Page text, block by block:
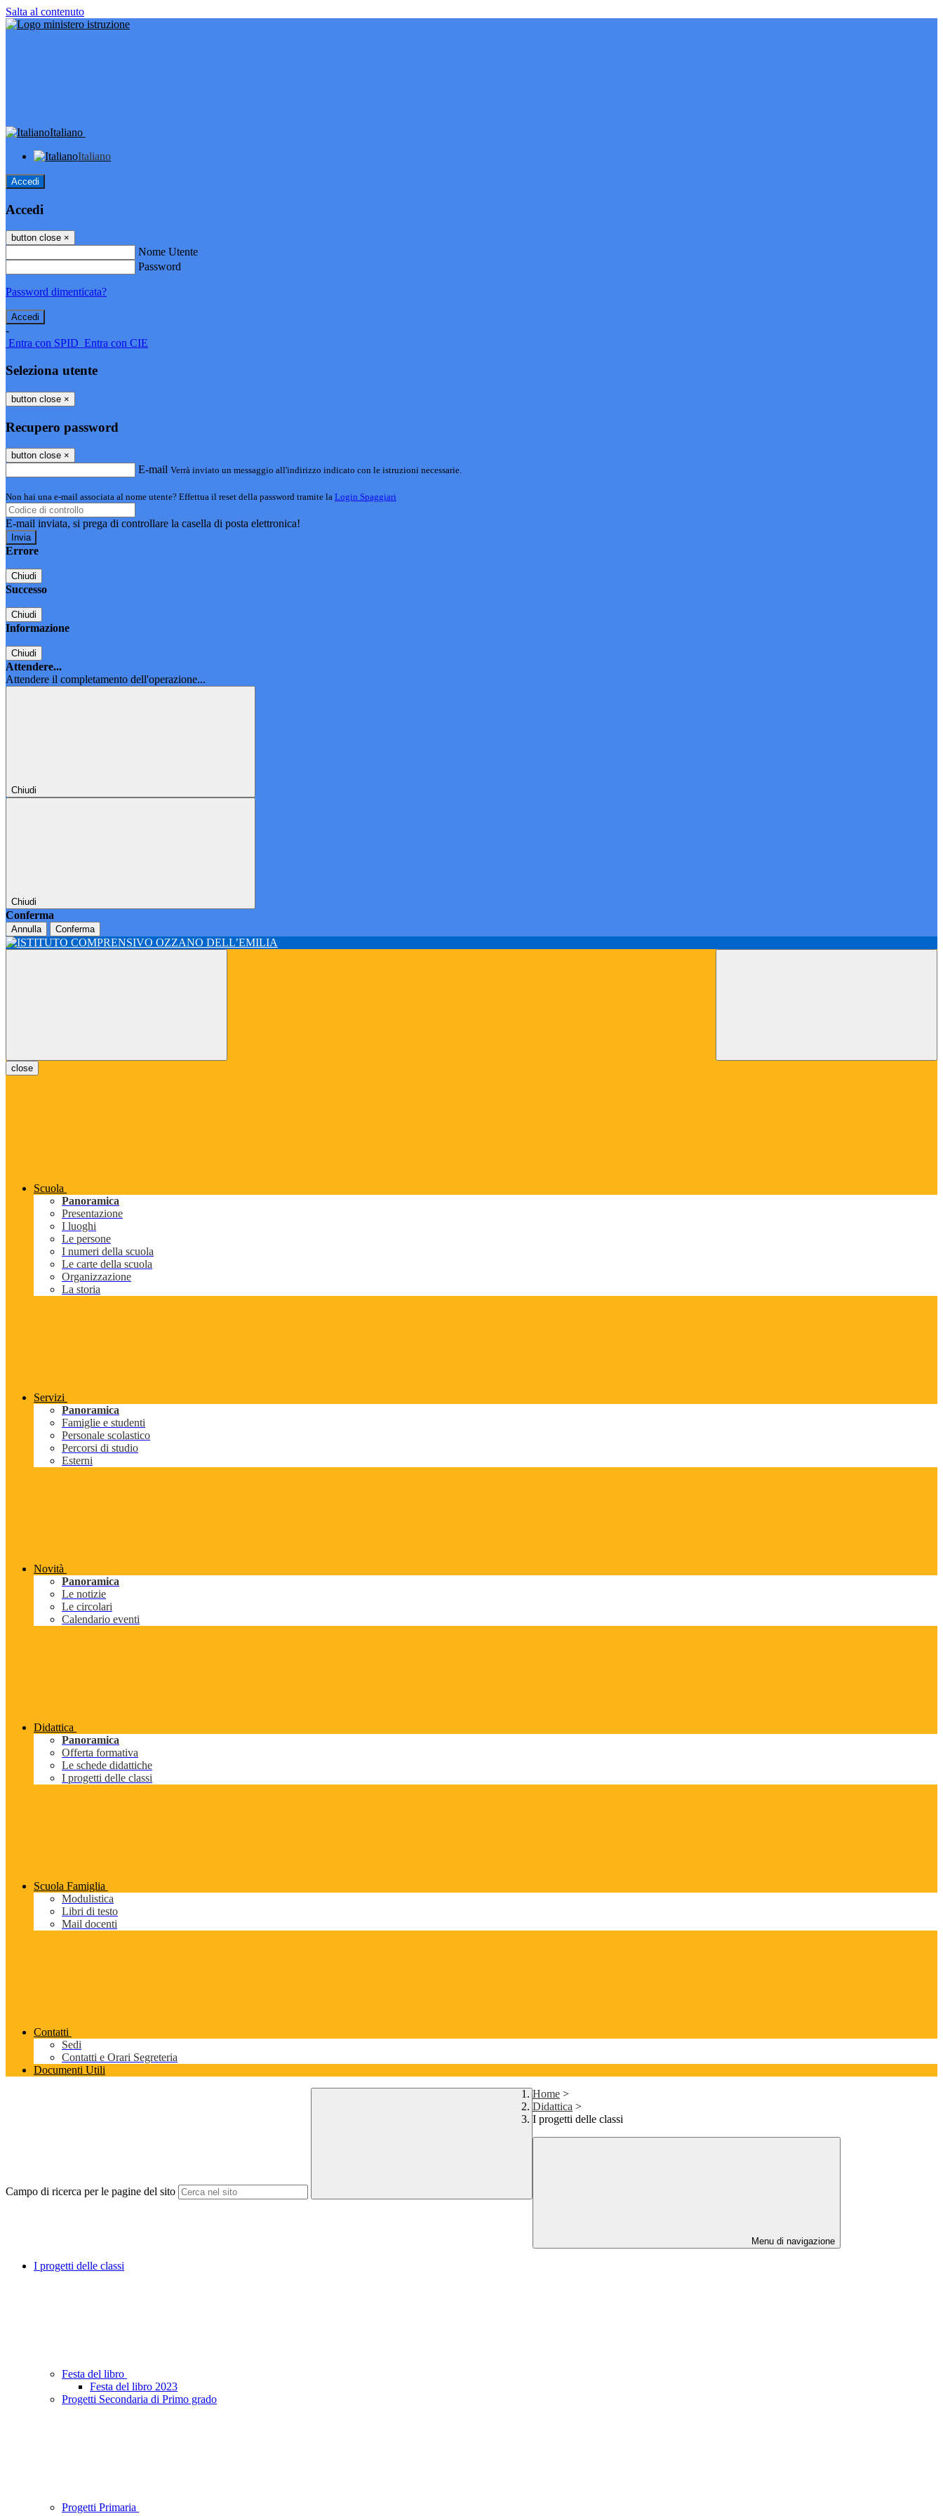
Salta al contenuto
Italiano
Italiano
Accedi
Accedi
button close ×
Nome Utente
Password
Password dimenticata?
-
Entra con SPID Entra con CIE
Seleziona utente
button close ×
Recupero password
button close ×
E-mail Verrà inviato un messaggio all'indirizzo indicato con le istruzioni necessarie.
Non hai una e-mail associata al nome utente? Effettua il reset della password tramite la Login Spaggiari
E-mail inviata, si prega di controllare la casella di posta elettronica!
Errore
Chiudi
Successo
Chiudi
Informazione
Chiudi
Attendere...
Attendere il completamento dell'operazione...
Chiudi
Chiudi
Conferma
Annulla Conferma
close
Scuola
Panoramica
Presentazione
I luoghi
Le persone
I numeri della scuola
Le carte della scuola
Organizzazione
La storia
Servizi
Panoramica
Famiglie e studenti
Personale scolastico
Percorsi di studio
Esterni
Novità
Panoramica
Le notizie
Le circolari
Calendario eventi
Didattica
Panoramica
Offerta formativa
Le schede didattiche
I progetti delle classi
Scuola Famiglia
Modulistica
Libri di testo
Mail docenti
Contatti
Sedi
Contatti e Orari Segreteria
Documenti Utili
Campo di ricerca per le pagine del sito
Home >
Didattica >
I progetti delle classi
Menu di navigazione
I progetti delle classi
Festa del libro
Festa del libro 2023
Progetti Secondaria di Primo grado
Progetti Primaria